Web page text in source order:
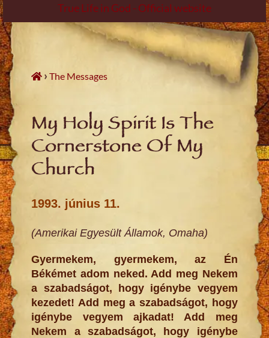
True Life in God - Official website
Skip
to
content
›The Messages
My Holy Spirit Is The
Cornerstone Of My
Church
1993. június 11.
(Amerikai Egyesült Államok, Omaha)
Gyermekem, gyermekem, az Én
Békémet adom neked. Add meg Nekem
a szabadságot, hogy igénybe vegyem
kezedet! Add meg a szabadságot, hogy
igénybe vegyem ajkadat! Add meg
Nekem a szabadságot, hogy igénybe